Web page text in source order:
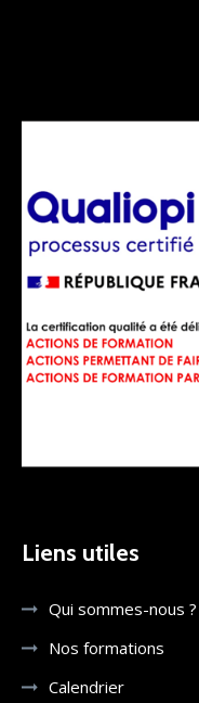
Liens utiles
Qui sommes-nous ?
Nos formations
Calendrier